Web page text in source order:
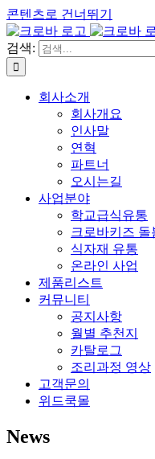
콘텐츠로 건너뛰기
검색:
회사소개
회사개요
인사말
연혁
파트너
오시는길
사업분야
학교급식유통
크로바키즈
식자재 유통
온라인 사업
제품리스트
커뮤니티
공지사항
월별 추천지
카탈로그
조리과정 영상
고객문의
위드쿡몰
News